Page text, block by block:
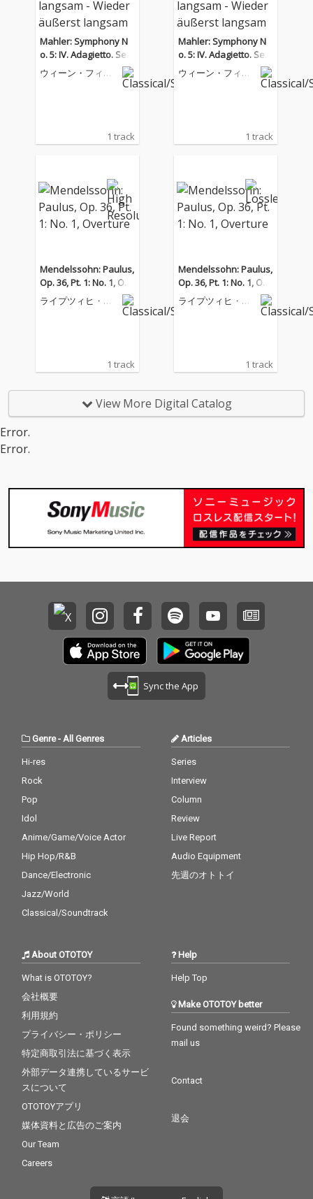
Mahler: Symphony N
o. 5: IV. Adagietto. Seh
r langsam: a-b. Sehr la
ngsam - Wieder äußer
ウィーン・フィル
1 track
Mahler: Symphony N
o. 5: IV. Adagietto. Seh
r langsam: a-b. Sehr la
ngsam - Wieder äußer
ウィーン・フィル
1 track
Mendelssohn: Paulus,
Op. 36, Pt. 1: No. 1, Ove
rture
ライプツィヒ・ゲ
1 track
Mendelssohn: Paulus,
Op. 36, Pt. 1: No. 1, Ove
rture
ライプツィヒ・ゲ
1 track
View More Digital Catalog
Error.
Error.
Sync the App
Genre-All Genres
Hi-res
Rock
Pop
Idol
Anime/Game/Voice Actor
Hip Hop/R&B
Dance/Electronic
Jazz/World
Classical/Soundtrack
Articles
Series
Interview
Column
Review
Live Report
Audio Equipment
先週のオトトイ
About OTOTOY
What is OTOTOY?
会社概要
利用規約
プライバシー・ポリシー
特定商取引法に基づく表示
外部データ連携しているサービ
スについて
OTOTOYアプリ
媒体資料と広告のご案内
Our Team
Careers
Help
Help Top
Make OTOTOY better
Found something weird? Please
mail us
Contact
退会